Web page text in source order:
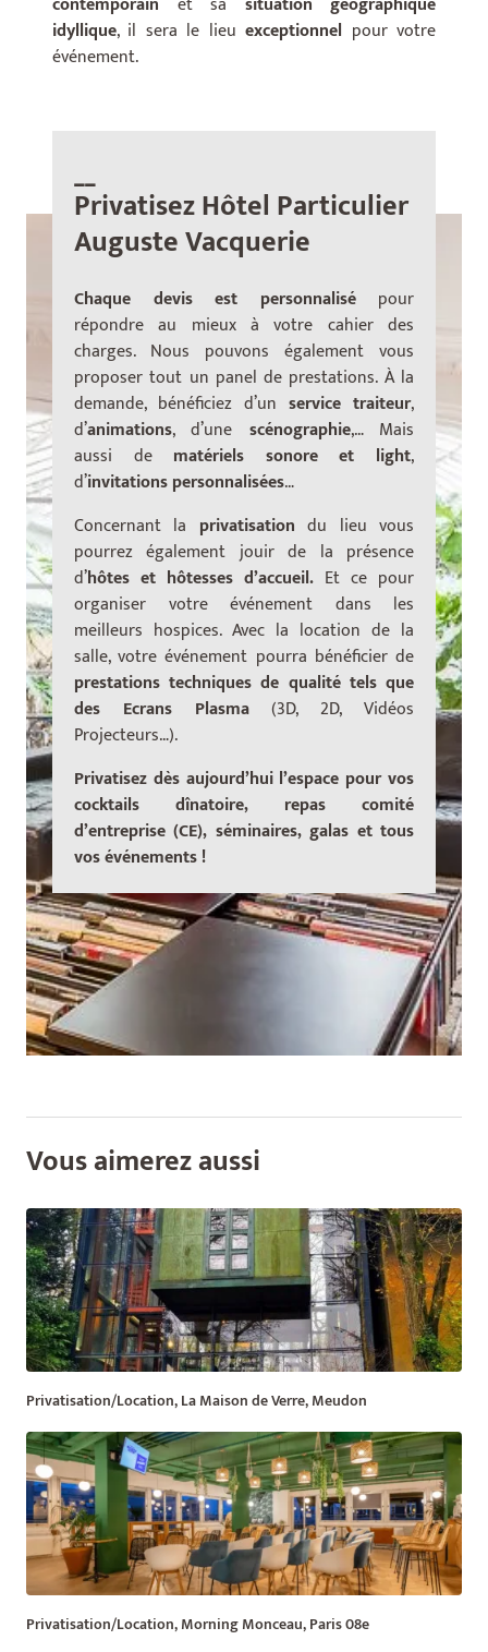
idyllique, il sera le lieuexceptionnel pour votre
événement.
__
Privatisez Hôtel Particulier
Auguste Vacquerie
Chaque devis est personnalisé pour
répondre au mieux à votre cahier des
charges. Nous pouvons également vous
proposer tout un panel de prestations. À la
demande, bénéficiez d’un service traiteur,
d’animations, d’une scénographie,… Mais
aussi de matériels sonore et light,
d’invitations personnalisées…
Concernant la privatisationdu lieu vous
pourrez également jouir de la présence
d’hôtes et hôtesses d’accueil. Et ce pour
organiser votre événement dans les
meilleurs hospices. Avec la location de la
salle, votre événement pourra bénéficier de
prestations techniques de qualité tels que
des Ecrans Plasma(3D, 2D, Vidéos
Projecteurs…).
Privatisez dès aujourd’hui l’espace pour vos
cocktails dînatoire, repas comité
d’entreprise (CE), séminaires, galas et tous
vos événements !
Vous aimerez aussi
Privatisation/Location, La Maison de Verre, Meudon
Privatisation/Location, Morning Monceau, Paris 08e